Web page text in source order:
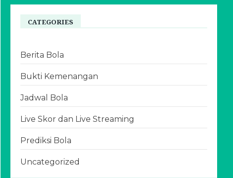
CATEGORIES
Berita Bola
Bukti Kemenangan
Jadwal Bola
Live Skor dan Live Streaming
Prediksi Bola
Uncategorized